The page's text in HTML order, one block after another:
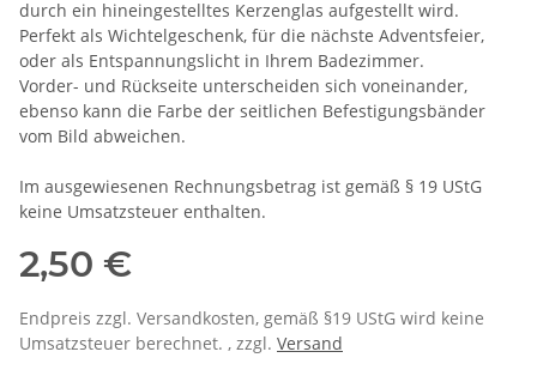
durch ein hineingestelltes Kerzenglas aufgestellt wird.
Perfekt als Wichtelgeschenk, für die nächste Adventsfeier,
oder als Entspannungslicht in Ihrem Badezimmer.
Vorder- und Rückseite unterscheiden sich voneinander,
ebenso kann die Farbe der seitlichen Befestigungsbänder
vom Bild abweichen.
Im ausgewiesenen Rechnungsbetrag ist gemäß § 19 UStG
keine Umsatzsteuer enthalten.
2,50 €
Endpreis zzgl. Versandkosten, gemäß §19 UStG wird keine
Umsatzsteuer berechnet. , zzgl. Versand